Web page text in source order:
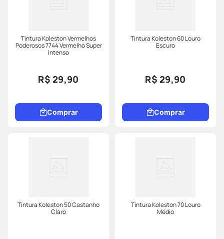
Tintura Koleston Vermelhos
Poderosos 7744 Vermelho Super
Intenso
R$ 29,90
Comprar
Tintura Koleston 60 Louro
Escuro
R$ 29,90
Comprar
Tintura Koleston 50 Castanho
Claro
Tintura Koleston 70 Louro
Médio